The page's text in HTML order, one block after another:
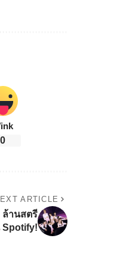
0
ARTICLE
ล้านสตรี
Spotify!